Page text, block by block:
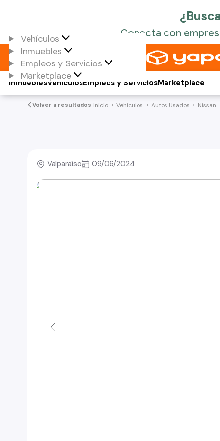
Vehículos
Inmuebles
Empleos y Servicios
Marketplace
Vehículos
Inmuebles Empleos y ServiciosMarketplace
Volver a resultados Inicio Vehículos Autos Usados Nissan
Valparaíso 09/06/2024